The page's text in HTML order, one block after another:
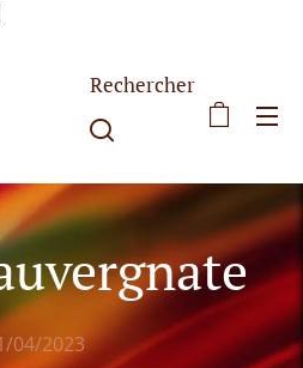
Rechercher
04/2023